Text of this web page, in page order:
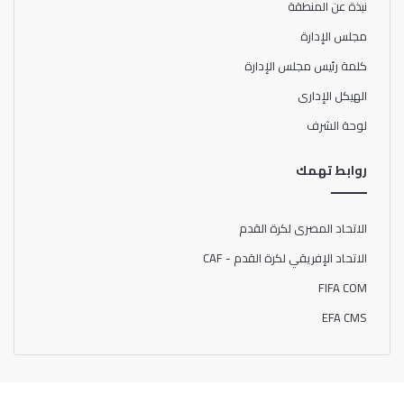
نبذة عن المنطقة
مجلس الإدارة
كلمة رئيس مجلس الإدارة
الهيكل الإدارى
لوحة الشرف
روابط تهمك
الاتحاد المصرى لكرة القدم
الاتحاد الإفريقي لكرة القدم - CAF
FIFA COM
EFA CMS